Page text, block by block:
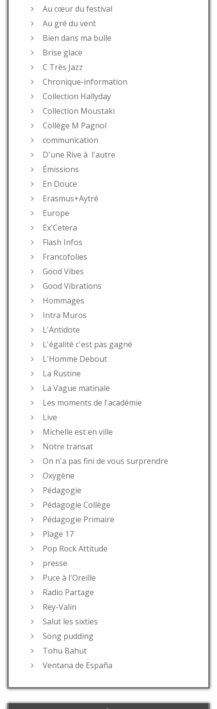
Au cœur du festival
Au gré du vent
Bien dans ma bulle
Brise glace
C Très Jazz
Chronique-information
Collection Hallyday
Collection Moustaki
Collège M Pagnol
communication
D'une Rive à l'autre
Émissions
En Douce
Erasmus+Aytré
Europe
Ex'Cetera
Flash Infos
Francofolies
Good Vibes
Good Vibrations
Hommages
Intra Muros
L'Antidote
L'égalité c'est pas gagné
L'Homme Debout
La Rustine
La Vague matinale
Les moments de l'académie
Live
Michelle est en ville
Notre transat
On n'a pas fini de vous surprendre
Oxygène
Pédagogie
Pédagogie Collège
Pédagogie Primaire
Plage 17
Pop Rock Attitude
presse
Puce à l'Oreille
Radio Partage
Rey-Valin
Salut les sixties
Song pudding
Tohu Bahut
Ventana de España